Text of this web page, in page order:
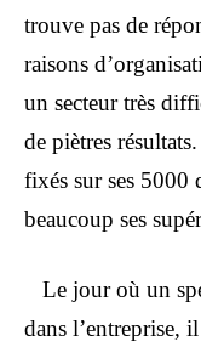
trouve pas de
raisons
un secteur très
de piètres
fixés sur ses 5000
beaucoup ses
Le jour où un
dans l’entreprise,